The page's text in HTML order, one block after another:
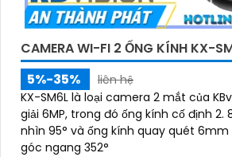
CAMERA WI-FI 2 ỐNG KÍNH KX-
5%-35%
liên hệ
KX-SM6L là loại camera 2 mắt của
giải 6MP, trong đó ống kính cố định
nhìn 95° và ống kính quay quét 6mm
góc ngang 352°